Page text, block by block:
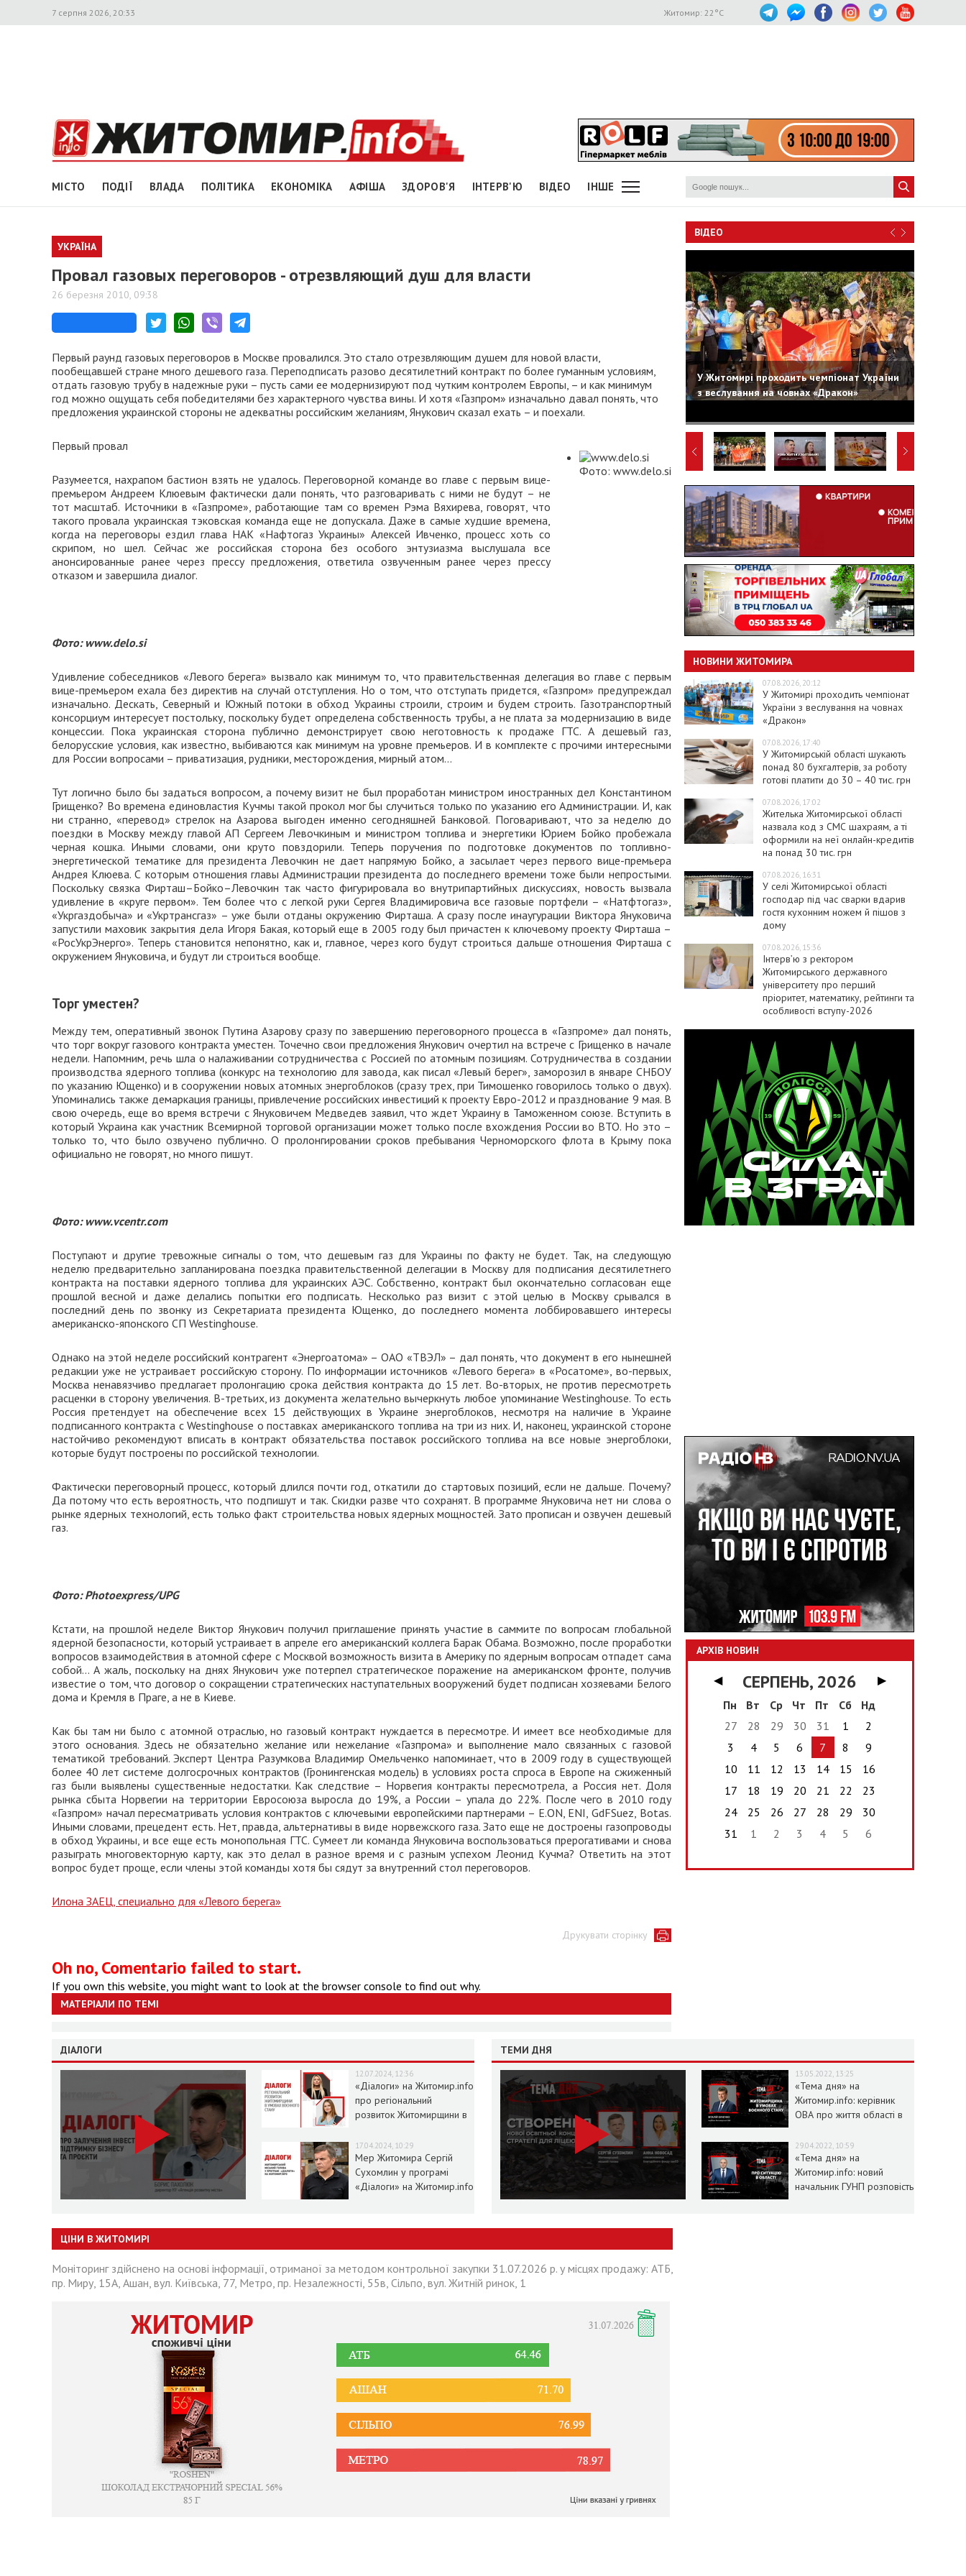
7 серпня 2026, 20:33 Житомир: 22 °C
МІСТО ПОДІЇ ВЛАДА ПОЛІТИКА ЕКОНОМІКА АФІША ЗДОРОВ'Я ІНТЕРВ'Ю ВІДЕО ІНШЕ
УКРАЇНА
Провал газовых переговоров - отрезвляющий душ для власти
26 березня 2010, 09:38
Первый раунд газовых переговоров в Москве провалился. Это стало отрезвляющим душем для новой власти,
пообещавшей стране много дешевого газа. Переподписать разово десятилетний контракт по более гуманным условиям,
отдать газовую трубу в надежные руки – пусть сами ее модернизируют под чутким контролем Европы, – и как минимум
год можно ощущать себя победителями без характерного чувства вины. И хотя «Газпром» изначально давал понять, что
предложения украинской стороны не адекватны российским желаниям, Янукович сказал ехать – и поехали.
Фото: www.delo.si
Первый провал
Разумеется, нахрапом бастион взять не удалось. Переговорной команде во главе с первым вице-
премьером Андреем Клюевым фактически дали понять, что разговаривать с ними не будут – не
тот масштаб. Источники в «Газпроме», работающие там со времен Рэма Вяхирева, говорят, что
такого провала украинская тэковская команда еще не допускала. Даже в самые худшие времена,
когда на переговоры ездил глава НАК «Нафтогаз Украины» Алексей Ивченко, процесс хоть со
скрипом, но шел. Сейчас же российская сторона без особого энтузиазма выслушала все
анонсированные ранее через прессу предложения, ответила озвученным ранее через прессу
отказом и завершила диалог.
Фото: www.delo.si
Удивление собеседников «Левого берега» вызвало как минимум то, что правительственная делегация во главе с первым
вице-премьером ехала без директив на случай отступления. Но о том, что отступать придется, «Газпром» предупреждал
изначально. Дескать, Северный и Южный потоки в обход Украины строили, строим и будем строить. Газотранспортный
консорциум интересует постольку, поскольку будет определена собственность трубы, а не плата за модернизацию в виде
концессии. Пока украинская сторона публично демонстрирует свою неготовность к продаже ГТС. А дешевый газ,
белорусские условия, как известно, выбиваются как минимум на уровне премьеров. И в комплекте с прочими интересными
для России вопросами – приватизация, рудники, месторождения, мирный атом…
Тут логично было бы задаться вопросом, а почему визит не был проработан министром иностранных дел Константином
Грищенко? Во времена единовластия Кучмы такой прокол мог бы случиться только по указанию его Администрации. И, как
ни странно, «перевод» стрелок на Азарова выгоден именно сегодняшней Банковой. Поговаривают, что за неделю до
поездки в Москву между главой АП Сергеем Левочкиным и министром топлива и энергетики Юрием Бойко пробежала
черная кошка. Иными словами, они круто повздорили. Теперь поручения по подготовке документов по топливно-
энергетической тематике для президента Левочкин не дает напрямую Бойко, а засылает через первого вице-премьера
Андрея Клюева. С которым отношения главы Администрации президента до последнего времени тоже были непростыми.
Поскольку связка Фирташ–Бойко–Левочкин так часто фигурировала во внутрипартийных дискуссиях, новость вызвала
удивление в «круге первом». Тем более что с легкой руки Сергея Владимировича все газовые портфели – «Натфтогаз»,
«Укргаздобыча» и «Укртрансгаз» – уже были отданы окружению Фирташа. А сразу после инаугурации Виктора Януковича
запустили маховик закрытия дела Игоря Бакая, который еще в 2005 году был причастен к ключевому проекту Фирташа –
«РосУкрЭнерго». Теперь становится непонятно, как и, главное, через кого будут строиться дальше отношения Фирташа с
окружением Януковича, и будут ли строиться вообще.
Торг уместен?
Между тем, оперативный звонок Путина Азарову сразу по завершению переговорного процесса в «Газпроме» дал понять,
что торг вокруг газового контракта уместен. Точечно свои предложения Янукович очертил на встрече с Грищенко в начале
недели. Напомним, речь шла о налаживании сотрудничества с Россией по атомным позициям. Сотрудничества в создании
производства ядерного топлива (конкурс на технологию для завода, как писал «Левый берег», заморозил в январе СНБОУ
по указанию Ющенко) и в сооружении новых атомных энергоблоков (сразу трех, при Тимошенко говорилось только о двух).
Упоминались также демаркация границы, привлечение российских инвестиций к проекту Евро-2012 и празднование 9 мая. В
свою очередь, еще во время встречи с Януковичем Медведев заявил, что ждет Украину в Таможенном союзе. Вступить в
который Украина как участник Всемирной торговой организации может только после вхождения России во ВТО. Но это –
только то, что было озвучено публично. О пролонгировании сроков пребывания Черноморского флота в Крыму пока
официально не говорят, но много пишут.
Фото: www.vcentr.com
Поступают и другие тревожные сигналы о том, что дешевым газ для Украины по факту не будет. Так, на следующую
неделю предварительно запланирована поездка правительственной делегации в Москву для подписания десятилетнего
контракта на поставки ядерного топлива для украинских АЭС. Собственно, контракт был окончательно согласован еще
прошлой весной и даже делались попытки его подписать. Несколько раз визит с этой целью в Москву срывался в
последний день по звонку из Секретариата президента Ющенко, до последнего момента лоббировавшего интересы
американско-японского СП Westinghouse.
Однако на этой неделе российский контрагент «Энергоатома» – ОАО «ТВЭЛ» – дал понять, что документ в его нынешней
редакции уже не устраивает российскую сторону. По информации источников «Левого берега» в «Росатоме», во-первых,
Москва ненавязчиво предлагает пролонгацию срока действия контракта до 15 лет. Во-вторых, не против пересмотреть
расценки в сторону увеличения. В-третьих, из документа желательно вычеркнуть любое упоминание Westinghouse. То есть
Россия претендует на обеспечение всех 15 действующих в Украине энергоблоков, несмотря на наличие в Украине
подписанного контракта с Westinghouse о поставках американского топлива на три из них. И, наконец, украинской стороне
настойчиво рекомендуют вписать в контракт обязательства поставок российского топлива на все новые энергоблоки,
которые будут построены по российской технологии.
Фактически переговорный процесс, который длился почти год, откатили до стартовых позиций, если не дальше. Почему?
Да потому что есть вероятность, что подпишут и так. Скидки разве что сохранят. В программе Януковича нет ни слова о
рынке ядерных технологий, есть только факт строительства новых ядерных мощностей. Зато прописан и озвучен дешевый
газ.
Фото: Photoexpress/UPG
Кстати, на прошлой неделе Виктор Янукович получил приглашение принять участие в саммите по вопросам глобальной
ядерной безопасности, который устраивает в апреле его американский коллега Барак Обама. Возможно, после проработки
вопросов взаимодействия в атомной сфере с Москвой возможность визита в Америку по ядерным вопросам отпадет сама
собой… А жаль, поскольку на днях Янукович уже потерпел стратегическое поражение на американском фронте, получив
известие о том, что договор о сокращении стратегических наступательных вооружений будет подписан хозяевами Белого
дома и Кремля в Праге, а не в Киеве.
Как бы там ни было с атомной отраслью, но газовый контракт нуждается в пересмотре. И имеет все необходимые для
этого основания. Здесь не обязательно желание или нежелание «Газпрома» и выполнение мало связанных с газовой
тематикой требований. Эксперт Центра Разумкова Владимир Омельченко напоминает, что в 2009 году в существующей
более 40 лет системе долгосрочных контрактов (Гронингенская модель) в условиях роста спроса в Европе на сжиженный
газ были выявлены существенные недостатки. Как следствие – Норвегия контракты пересмотрела, а Россия нет. Доля
рынка сбыта Норвегии на территории Евросоюза выросла до 19%, а России – упала до 22%. После чего в 2010 году
«Газпром» начал пересматривать условия контрактов с ключевыми европейскими партнерами – E.ON, ENI, GdFSuez, Botas.
Иными словами, прецедент есть. Нет, правда, альтернативы в виде норвежского газа. Зато еще не достроены газопроводы
в обход Украины, и все еще есть монопольная ГТС. Сумеет ли команда Януковича воспользоваться прерогативами и снова
разыграть многовекторную карту, как это делал в разное время и с разным успехом Леонид Кучма? Ответить на этот
вопрос будет проще, если члены этой команды хотя бы сядут за внутренний стол переговоров.
Илона ЗАЕЦ, специально для «Левого берега»
Друкувати сторінку
Oh no, Comentario failed to start.
If you own this website, you might want to look at the browser console to find out why.
МАТЕРІАЛИ ПО ТЕМІ
ВІДЕО
У Житомирі проходить чемпіонат України
з веслування на човнах «Дракон»
НОВИНИ ЖИТОМИРА
07.08.2026, 20:12
У Житомирі проходить чемпіонат
України з веслування на човнах
«Дракон»
07.08.2026, 17:40
У Житомирській області шукають
понад 80 бухгалтерів, за роботу
готові платити до 30 – 40 тис. грн
07.08.2026, 17:02
Жителька Житомирської області
назвала код з СМС шахраям, а ті
оформили на неї онлайн-кредитів
на понад 30 тис. грн
07.08.2026, 16:31
У селі Житомирської області
господар під час сварки вдарив
гостя кухонним ножем й пішов з
дому
07.08.2026, 15:36
Інтерв’ю з ректором
Житомирського державного
університету про перший
пріоритет, математику, рейтинги та
особливості вступу-2026
АРХІВ НОВИН
◀ СЕРПЕНЬ, 2026
▶
Пн
Вт Ср Чт Пт Сб
Нд
27
28 29 30 31 1
2
3
4 5 6 7 8
9
10
11 12 13 14 15
16
17
18 19 20 21 22
23
24
25 26 27 28 29
30
31
1 2 3 4 5 6
ДІАЛОГИ
12.07.2024, 12:36
«Діалоги» на Житомир.info
про регіональний
розвиток Житомирщини в
17.04.2024, 10:29
Мер Житомира Сергій
Сухомлин у програмі
«Діалоги» на Житомир.info
ТЕМИ ДНЯ
13.05.2022, 13:25
«Тема дня» на
Житомир.info: керівник
ОВА про життя області в
29.04.2022, 10:59
«Тема дня» на
Житомир.info: новий
начальник ГУНП розповість
ЦІНИ В ЖИТОМИРІ
Моніторинг здійснено на основі інформації, отриманої за методом контрольної закупки 31.07.2026 р. у місцях продажу: АТБ,
пр. Миру, 15А, Ашан, вул. Київська, 77, Метро, пр. Незалежності, 55в, Сільпо, вул. Житній ринок, 1